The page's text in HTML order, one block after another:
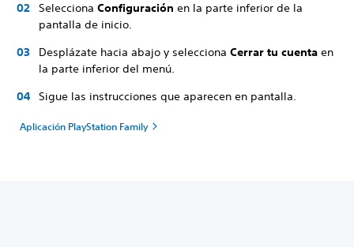
Selecciona Configuración en la parte inferior de la
pantalla de inicio.
Desplázate hacia abajo y selecciona Cerrar tu cuenta en
la parte inferior del menú.
Sigue las instrucciones que aparecen en pantalla.
Aplicación PlayStation Family